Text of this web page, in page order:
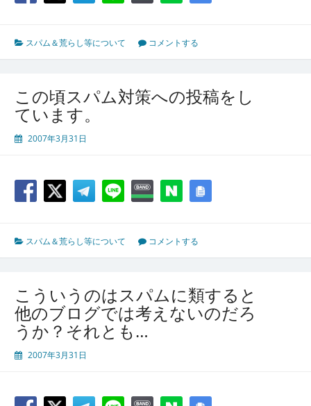
スパム＆荒らし等について コメントする
この頃スパム対策への投稿をし
ています。
2007年3月31日
スパム＆荒らし等について コメントする
こういうのはスパムに類すると
他のブログでは考えないのだろ
うか？それとも…
2007年3月31日